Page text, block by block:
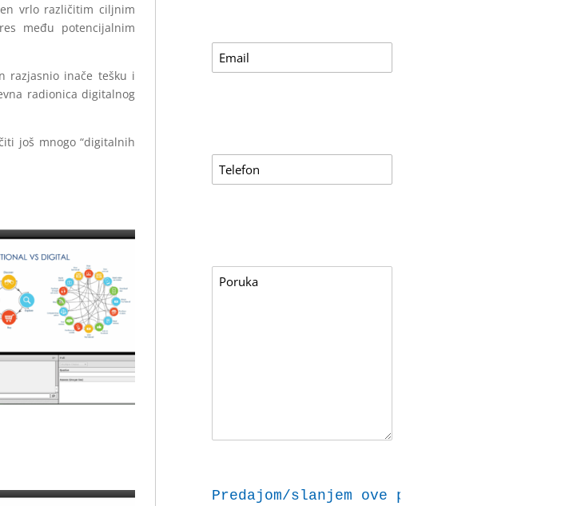
vrlo različitim ciljnim
među potencijalnim
razjasnio inače tešku i
radionica digitalnog
još mnogo “digitalnih
Predajom/slanjem ove prijave dajem